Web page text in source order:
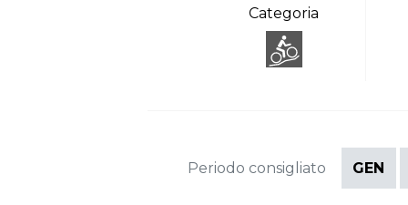
Categoria
Periodo consigliato GEN